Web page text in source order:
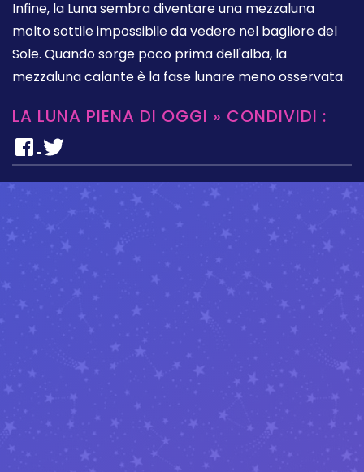
Infine, la Luna sembra diventare una mezzaluna
molto sottile impossibile da vedere nel bagliore del
Sole. Quando sorge poco prima dell'alba, la
mezzaluna calante è la fase lunare meno osservata.
LA LUNA PIENA DI OGGI » CONDIVIDI :